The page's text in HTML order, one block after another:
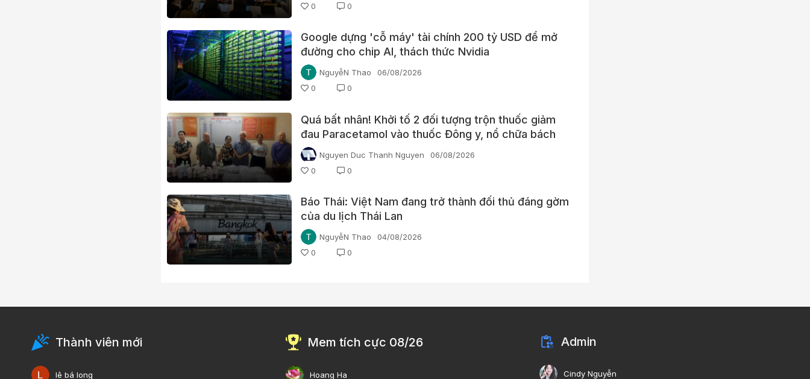
0
0
Google dựng 'cỗ máy' tài chính 200 tỷ USD để mở
đường cho chip AI, thách thức Nvidia
NguyễN Thao
06/08/2026
0
0
Quá bất nhân! Khởi tố 2 đối tượng trộn thuốc giảm
đau Paracetamol vào thuốc Đông y, nổ chữa bách
bệnhNguyen Duc Thanh Nguyen
06/08/2026
0
0
Báo Thái: Việt Nam đang trở thành đối thủ đáng gờm
của du lịch Thái Lan
NguyễN Thao
04/08/2026
0
0
Thành viên mới
lê bá long
Mem tích cực 08/26
Hoang Ha
Admin
Cindy Nguyễn